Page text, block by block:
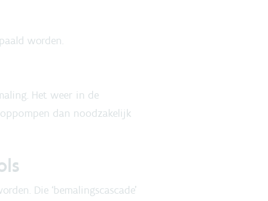
worden.
Het weer in de
dan noodzakelijk
Die ‘bemalingscascade’